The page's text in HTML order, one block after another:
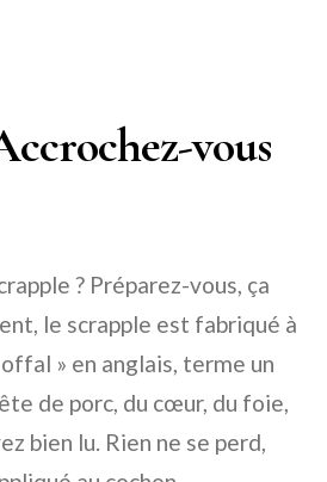
vous
? Préparez-vous, ça
le scrapple est fabriqué à
» en anglais, terme un
de porc, du cœur, du foie,
bien lu. Rien ne se perd,